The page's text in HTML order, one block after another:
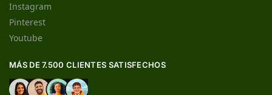
Instagram
Pinterest
Youtube
MÁS DE 7.500 CLIENTES SATISFECHOS